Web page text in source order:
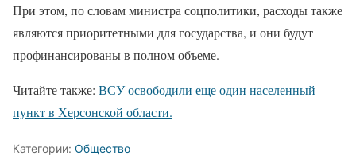
При этом, по словам министра соцполитики, расходы также
являются приоритетными для государства, и они будут
профинансированы в полном объеме.
Читайте также: ВСУ освободили еще один населенный
пункт в Херсонской области.
Категории: Общество